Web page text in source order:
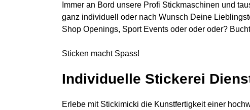
Immer an Bord unsere Profi Stickmaschinen und
ganz individuell oder nach Wunsch Deine
Shop Openings, Sport Events oder oder oder?
Sticken macht Spass!
Individuelle Stickerei
Erlebe mit Stickimicki die Kunstfertigkeit einer